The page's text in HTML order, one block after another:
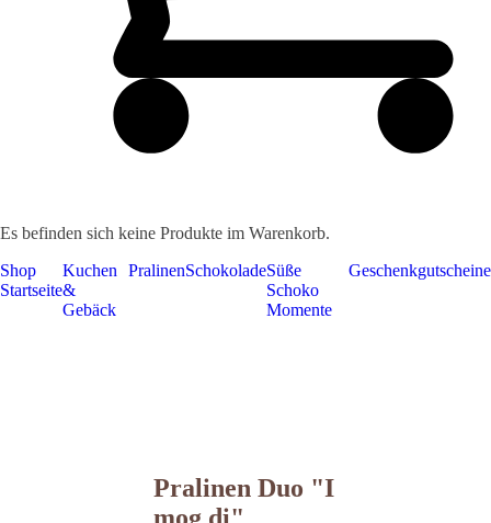
Es befinden sich keine Produkte im Warenkorb.
Shop
Startseite
Kuchen
&
Gebäck
PralinenSchokoladeSüße
Schoko
Momente
Geschenkgutscheine
Pralinen Duo "I
mog di"